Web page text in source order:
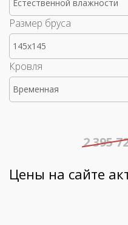
Естественной влажности
Размер бруса
145x145
Кровля
Временная
2 395
Цены на сайте